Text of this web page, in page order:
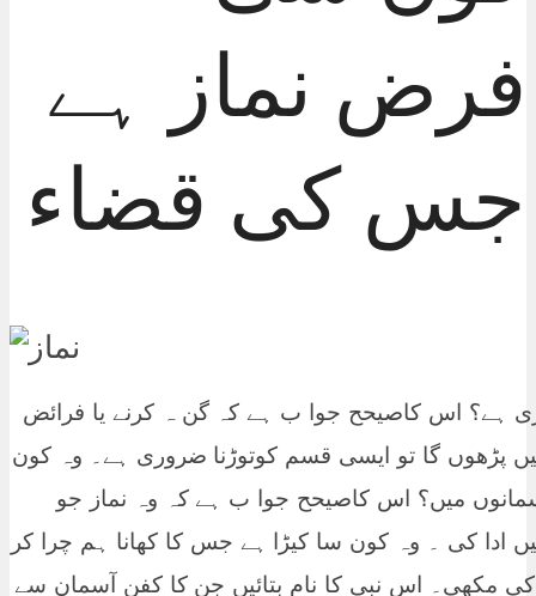
فرض نماز ہے
جس کی قضاء
اس کاصیحح جوا ب ہے کہ گن ہ کرنے یا فرائض
پڑھوں گا تو ایسی قسم کوتوڑنا ضروری ہے۔ وہ کون
میں؟ اس کاصیحح جوا ب ہے کہ وہ نماز جو
کی ۔ وہ کون سا کیڑا ہے جس کا کھانا ہم چرا کر
مکھی۔ اس نبی کا نام بتائیں جن کا کفن آسمان سے